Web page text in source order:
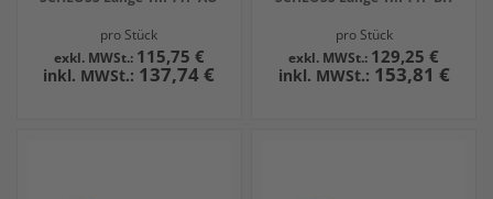
pro Stück
137,74 €
115,75 €
pro Stück
153,81 €
129,25 €